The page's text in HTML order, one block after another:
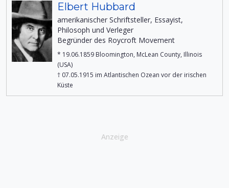
Elbert Hubbard
amerikanischer Schriftsteller, Essayist,
Philosoph und Verleger
Begründer des Roycroft Movement
* 19.06.1859 Bloomington, McLean County, Illinois
(USA)
† 07.05.1915 im Atlantischen Ozean vor der irischen
Küste
Anzeige